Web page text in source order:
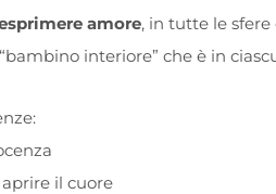
amore, in tutte le
interiore” che è in
il cuore